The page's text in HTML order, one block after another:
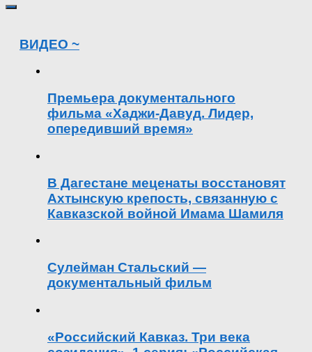
ВИДЕО ~
Премьера документального
фильма «Хаджи-Давуд. Лидер,
опередивший время»
В Дагестане меценаты восстановят
Ахтынскую крепость, связанную с
Кавказской войной Имама Шамиля
Сулейман Стальский —
документальный фильм
«Российский Кавказ. Три века